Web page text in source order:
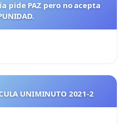
pide PAZ pero no acepta
DESCUENTO MATRICULA UNIMINUTO 2021-2